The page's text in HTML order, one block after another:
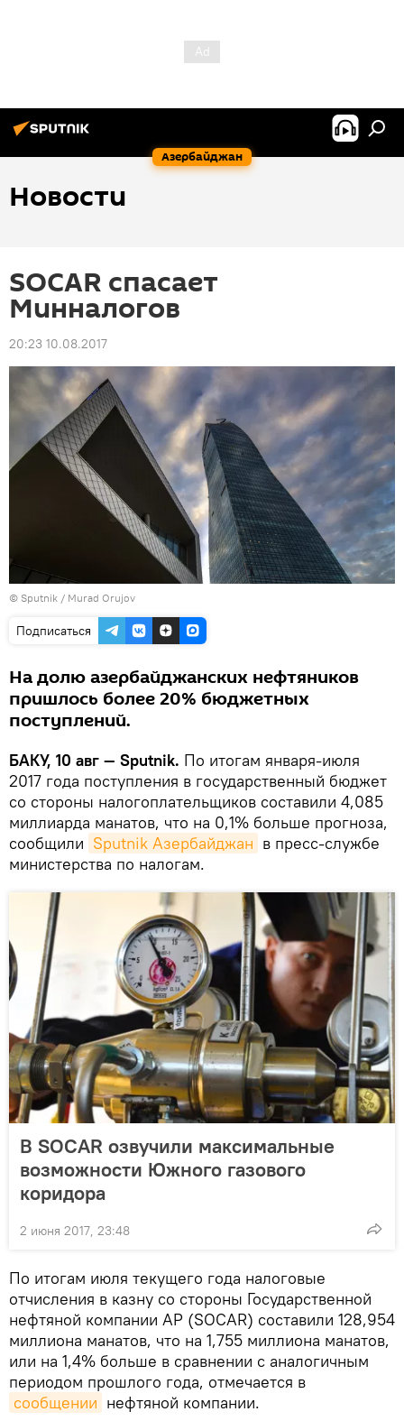
Азербайджан
Новости
SOCAR спасает
Минналогов
20:23 10.08.2017
© Sputnik / Murad Orujov
Подписаться
На долю азербайджанских нефтяников
пришлось более 20% бюджетных
поступлений.
БАКУ, 10 авг — Sputnik. По итогам января-июля
2017 года поступления в государственный бюджет
со стороны налогоплательщиков составили 4,085
миллиарда манатов, что на 0,1% больше прогноза,
сообщили Sputnik Азербайджан в пресс-службе
министерства по налогам.
В SOCAR озвучили максимальные
возможности Южного газового
коридора
2 июня 2017, 23:48
По итогам июля текущего года налоговые
отчисления в казну со стороны Государственной
нефтяной компании АР (SOCAR) составили 128,954
миллиона манатов, что на 1,755 миллиона манатов,
или на 1,4% больше в сравнении с аналогичным
периодом прошлого года, отмечается в
сообщении нефтяной компании.